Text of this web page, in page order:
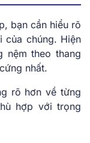
bạn cần hiểu rõ
của chúng. Hiện
nệm theo thang
nhất.
rõ hơn về từng
hợp với trọng